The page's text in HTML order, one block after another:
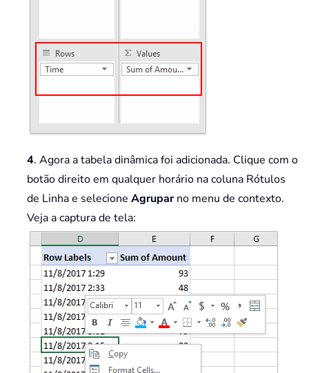
4. Agora a tabela dinâmica foi adicionada. Clique com o
botão direito em qualquer horário na coluna Rótulos
de Linha e selecione Agruparno menu de contexto.
Veja a captura de tela: